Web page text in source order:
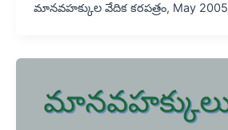
మానవహక్కుల వేదిక కరపత్రం, May 2005